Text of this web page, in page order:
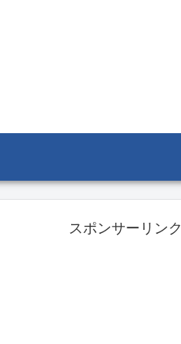
スポンサーリンク